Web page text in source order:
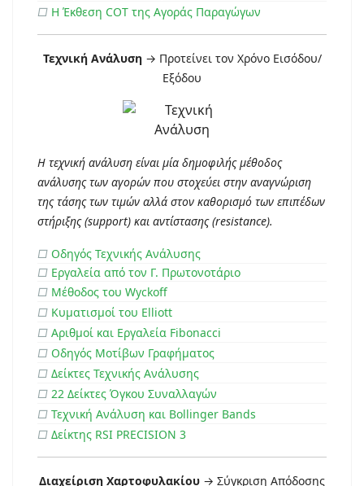
□ Η Έκθεση COT της Αγοράς Παραγώγων
Τεχνική Ανάλυση → Προτείνει τον Χρόνο Εισόδου/
Εξόδου
Η τεχνική ανάλυση είναι μία δημοφιλής μέθοδος
ανάλυσης των αγορών που στοχεύει στην αναγνώριση
της τάσης των τιμών αλλά στον καθορισμό των επιπέδων
στήριξης (support) και αντίστασης (resistance).
□ Οδηγός Τεχνικής Ανάλυσης
□ Εργαλεία από τον Γ. Πρωτονοτάριο
□ Μέθοδος του Wyckoff
□ Κυματισμοί του Elliott
□ Αριθμοί και Εργαλεία Fibonacci
□ Οδηγός Μοτίβων Γραφήματος
□ Δείκτες Τεχνικής Ανάλυσης
□ 22 Δείκτες Όγκου Συναλλαγών
□ Τεχνική Ανάλυση και Bollinger Bands
□ Δείκτης RSI PRECISION 3
Διαχείριση Χαρτοφυλακίου → Σύγκριση Απόδοσης